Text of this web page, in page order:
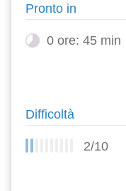
Pronto in
0 ore: 45 min
Difficoltà
2/10